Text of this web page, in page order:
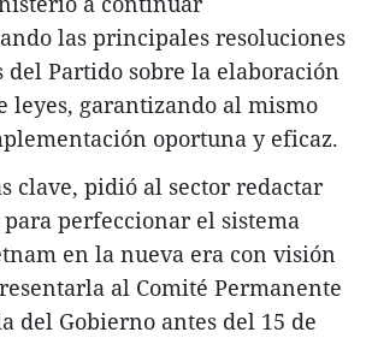
las principales resoluciones
del Partido sobre la elaboración
leyes, garantizando al mismo
oportuna y eficaz.
clave, pidió al sector redactar
perfeccionar el sistema
en la nueva era con visión
al Comité Permanente
del Gobierno antes del 15 de